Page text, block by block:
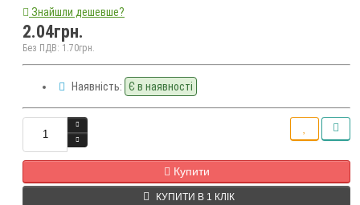
Знайшли дешевше?
2.04грн.
Без ПДВ: 1.70грн.
Наявність: Є в наявності
Купити
КУПИТИ В 1 КЛІК